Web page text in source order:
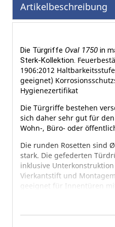
Bildgalerie
springen
Artikelbeschreibung
Die Türgriffe Oval 1750 in
Sterk-Kollektion.
1906:2012
geeignet)
Hygienezertifikat
Die Türgriffe bestehen
sich daher sehr gut für
Wohn-, Büro- oder
Die runden Rosetten sind
stark. Die gefederten
inklusive
Vierkantstift und
geeignet für Innentüren